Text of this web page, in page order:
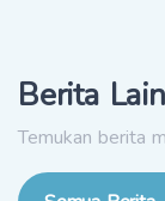
Berita
Temukan berita